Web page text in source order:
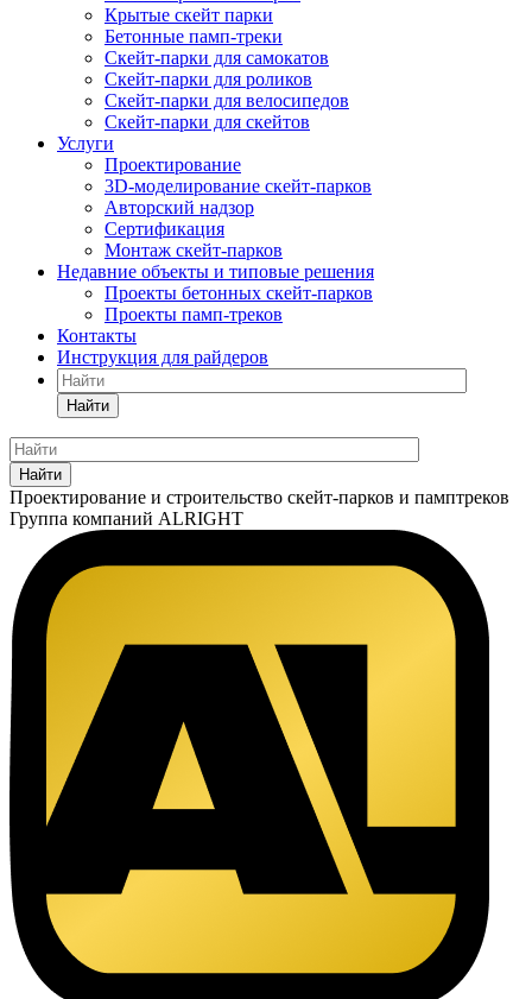
Крытые скейт парки
Бетонные памп-треки
Скейт-парки для самокатов
Скейт-парки для роликов
Скейт-парки для велосипедов
Скейт-парки для скейтов
Услуги
Проектирование
3D-моделирование скейт-парков
Авторский надзор
Сертификация
Монтаж скейт-парков
Недавние объекты и типовые решения
Проекты бетонных скейт-парков
Проекты памп-треков
Контакты
Инструкция для райдеров
Найти
Найти
Проектирование и строительство скейт-парков и памптреков
Группа компаний ALRIGHT